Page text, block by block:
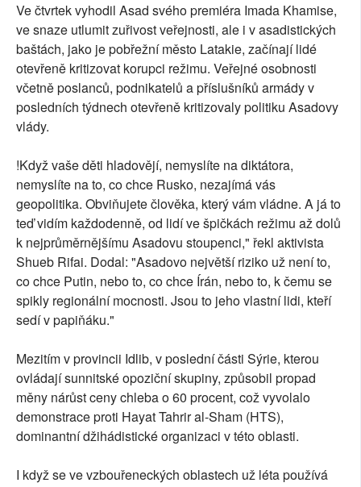
Ve čtvrtek vyhodil Asad svého premiéra Imada Khamise,
ve snaze utlumit zuřivost veřejnosti, ale i v asadistických
baštách, jako je pobřežní město Latakie, začínají lidé
otevřeně kritizovat korupci režimu. Veřejné osobnosti
včetně poslanců, podnikatelů a příslušníků armády v
posledních týdnech otevřeně kritizovaly politiku Asadovy
vlády.
!Když vaše děti hladovějí, nemyslíte na diktátora,
nemyslíte na to, co chce Rusko, nezajímá vás
geopolitika. Obviňujete člověka, který vám vládne. A já to
teď vidím každodenně, od lidí ve špičkách režimu až dolů
k nejprůměrnějšímu Asadovu stoupenci," řekl aktivista
Shueb Rifai. Dodal: "Asadovo největší riziko už není to,
co chce Putin, nebo to, co chce Írán, nebo to, k čemu se
spikly regionální mocnosti. Jsou to jeho vlastní lidi, kteří
sedí v papiňáku."
Mezitím v provincii Idlib, v poslední části Sýrie, kterou
ovládají sunnitské opoziční skupiny, způsobil propad
měny nárůst ceny chleba o 60 procent, což vyvolalo
demonstrace proti Hayat Tahrir al-Sham (HTS),
dominantní džihádistické organizaci v této oblasti.
I když se ve vzbouřeneckých oblastech už léta používá